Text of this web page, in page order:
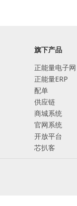
旗下产品
正能量电子网
正能量ERP
配单
供应链
商城系统
官网系统
开放平台
芯扒客